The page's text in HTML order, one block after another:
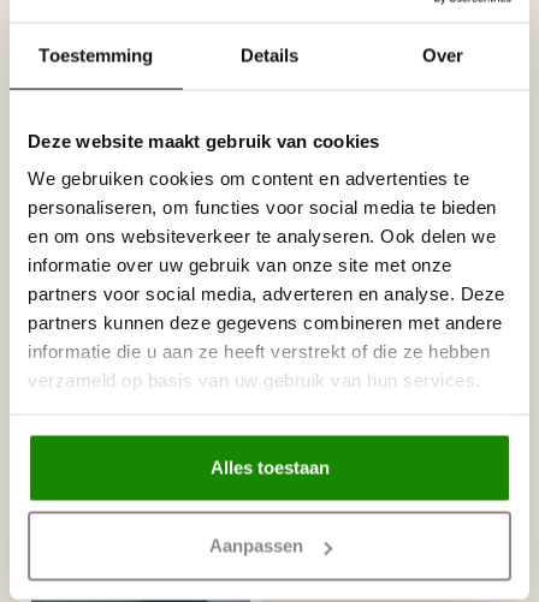
Toestemming Details Over
Deze website maakt gebruik van cookies
We gebruiken cookies om content en advertenties te
personaliseren, om functies voor social media te bieden
en om ons websiteverkeer te analyseren. Ook delen we
informatie over uw gebruik van onze site met onze
partners voor social media, adverteren en analyse. Deze
partners kunnen deze gegevens combineren met andere
informatie die u aan ze heeft verstrekt of die ze hebben
verzameld op basis van uw gebruik van hun services.
Alles toestaan
Aanpassen
Folder Tesori LED profielen F-serie voor indirecte
verlichting
Specificaties
Leverancier
Reviews
Tags
Gerelateerde producten
NMC
NMC Adefix lijmkoker 310 ml €8,95
Recent bekeken